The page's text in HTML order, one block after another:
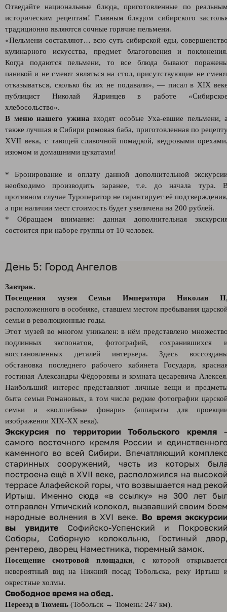
Отведайте национальные блюда, приготовленные по
историческим рецептам! Главным блюдом сибирского
традиционно являются сочные горячие пельмени.
«Пельмени составляют… всю суть сибирской еды,
кулинарного искусства, предмет благоговения и
Когда подаются пельмени, то все блюда бывают
паникой и не смеют являться на стол, присутствующие не
отказываться, сколько бы их не подавали», — писал в XIX
публицист Николай Ядринцев в работе
хлебосольство».
В меню нашего ужина входят особые Уха-евшие пельмени,
также лучшая в Сибири ромовая баба, приготовленная по
XVII века, с тающей сливочной помадкой, кедровыми
изюмом и домашними цукатами!
* Бронирование и оплату данной дополнительной
необходимо производить заранее, т.е. до начала тура.
противном случае Туроператор не гарантирует её
а при наличии мест стоимость будет увеличена на 200 рублей.
* Обращаем внимание: данная дополнительная
состоится при наборе группы от 10 человек.
День 5: Город Ангелов
Завтрак.
Посещения музея Семьи Императора Николая
расположенного в особняке, ставшем местом пребывания
семьи в революционные годы.
Этот музей во многом уникален: в нём представлено
подлинных экспонатов, фотографий, сохранившихся
восстановленных деталей интерьера. Здесь
обстановка последнего рабочего кабинета Государя,
гостиная Александры Фёдоровны и комната цесаревича
Наибольший интерес представляют личные вещи и
быта семьи Романовых, в том числе редкие фотографии
семьи и «волшебные фонари» (аппараты для
изображении XIX-XX века).
Экскурсия по территории Тобольского кремля
самого восточного кремля России и
каменного во всей Сибири. Впечатляющий
старинных сооружений, часть из которых
построена ещё в XVII веке, расположился на
террасе Алафейской горы, что возвышается над
Иртыш. Именно сюда «в ссылку» на 300 лет
отправлен Угличский колокол, вызвавший своим
народные волнения в XVI веке. Во время
вы увидите Софийско-Успенский и
Соборы, Соборную колокольню, Гостиный
рентерею, дворец Наместника, тюремный замок.
Посещение смотровой площадки, с которой
невероятный вид на Нижний посад Тобольска, реку Иртыш
окрестные холмы.
Свободное время на обед.
Переезд в Тюмень (Тобольск → Тюмень: 247 км).